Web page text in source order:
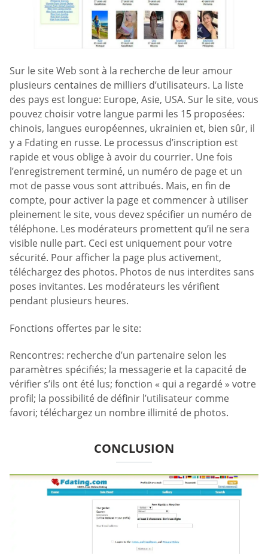
Sur le site Web sont à la recherche de leur amour
plusieurs centaines de milliers d’utilisateurs. La liste
des pays est longue: Europe, Asie, USA. Sur le site, vous
pouvez choisir votre langue parmi les 15 proposées:
chinois, langues européennes, ukrainien et, bien sûr, il
y a Fdating en russe. Le processus d’inscription est
rapide et vous oblige à avoir du courrier. Une fois
l’enregistrement terminé, un numéro de page et un
mot de passe vous sont attribués. Mais, en fin de
compte, pour activer la page et commencer à utiliser
pleinement le site, vous devez spécifier un numéro de
téléphone. Les modérateurs promettent qu’il ne sera
visible nulle part. Ceci est uniquement pour votre
sécurité. Pour afficher la page plus activement,
téléchargez des photos. Photos de nus interdites sans
poses invitantes. Les modérateurs les vérifient
pendant plusieurs heures.
Fonctions offertes par le site:
Rencontres: recherche d’un partenaire selon les
paramètres spécifiés; la messagerie et la capacité de
vérifier s’ils ont été lus; fonction « qui a regardé » votre
profil; la possibilité de définir l’utilisateur comme
favori; téléchargez un nombre illimité de photos.
CONCLUSION